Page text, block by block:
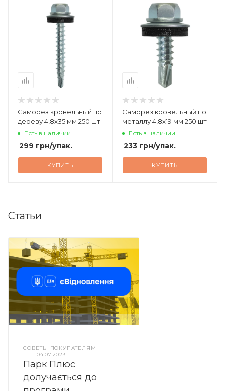
Саморез кровельный по
дереву 4,8x35 мм 250 шт
Есть в наличии
299 грн/упак.
КУПИТЬ
Саморез кровельный по
металлу 4,8x19 мм 250 шт
Есть в наличии
233 грн/упак.
КУПИТЬ
Статьи
СОВЕТЫ ПОКУПАТЕЛЯМ
—
04.07.2023
Парк Плюс
долучається до